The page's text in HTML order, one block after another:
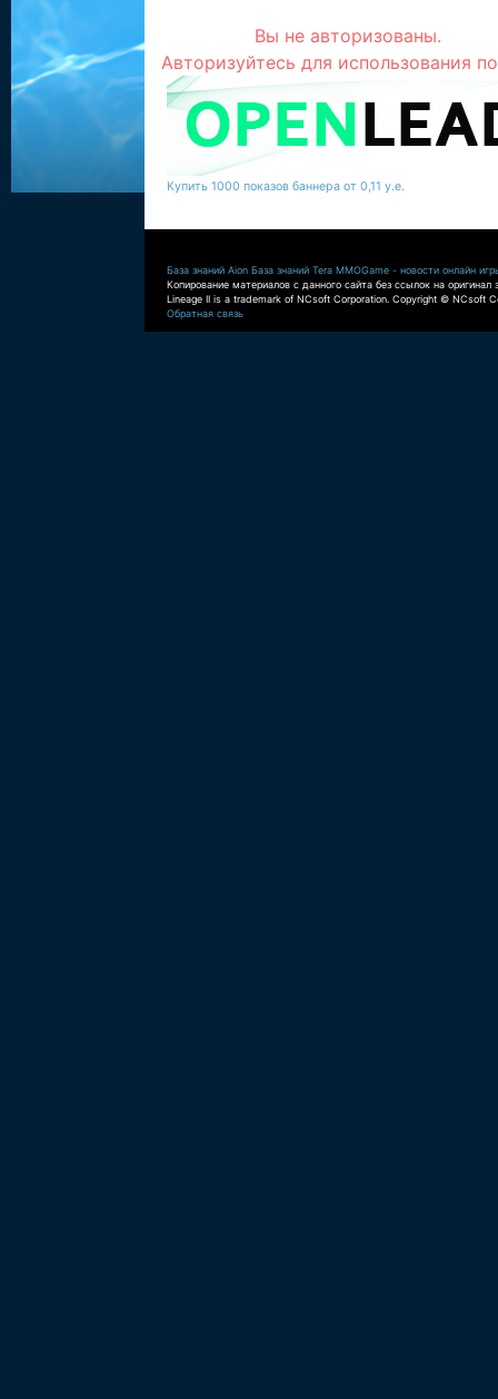
Вы не авторизованы.
Авторизуйтесь для использования
Купить 1000 показов баннера от 0,11 у.е.
База знаний Aion База знаний Tera MMOGame - новости онлайн
Копирование материалов с данного сайта без ссылок на оригинал
Lineage II is a trademark of NCsoft Corporation. Copyright © NCsoft
Обратная связь